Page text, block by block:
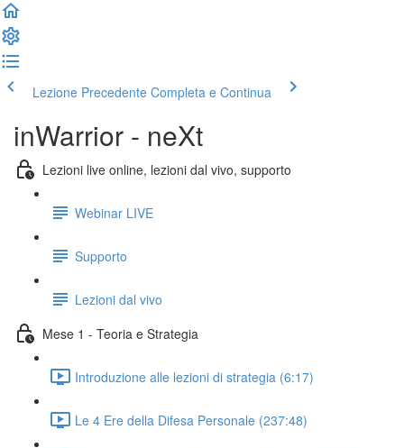
Lezione Precedente Completa e Continua
inWarrior - neXt
Lezioni live online, lezioni dal vivo, supporto
Webinar LIVE
Supporto
Lezioni dal vivo
Mese 1 - Teoria e Strategia
Introduzione alle lezioni di strategia (6:17)
Le 4 Ere della Difesa Personale (237:48)